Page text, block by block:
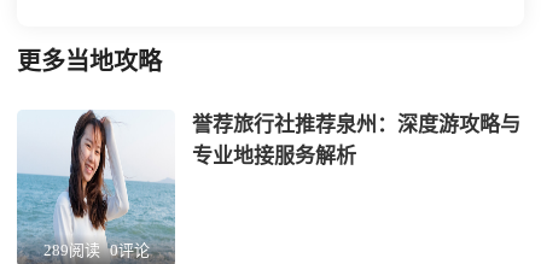
更多当地攻略
289阅读 0评论
誉荐旅行社推荐泉州：深度游攻略与
专业地接服务解析